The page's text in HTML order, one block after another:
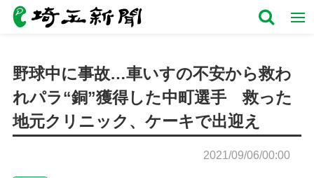
野球中に事故…車いすの不安から救わ
れパラ“銅”獲得した中町選手 救った
地元クリニック、ケーキで出迎え
2021/09/06/00:00